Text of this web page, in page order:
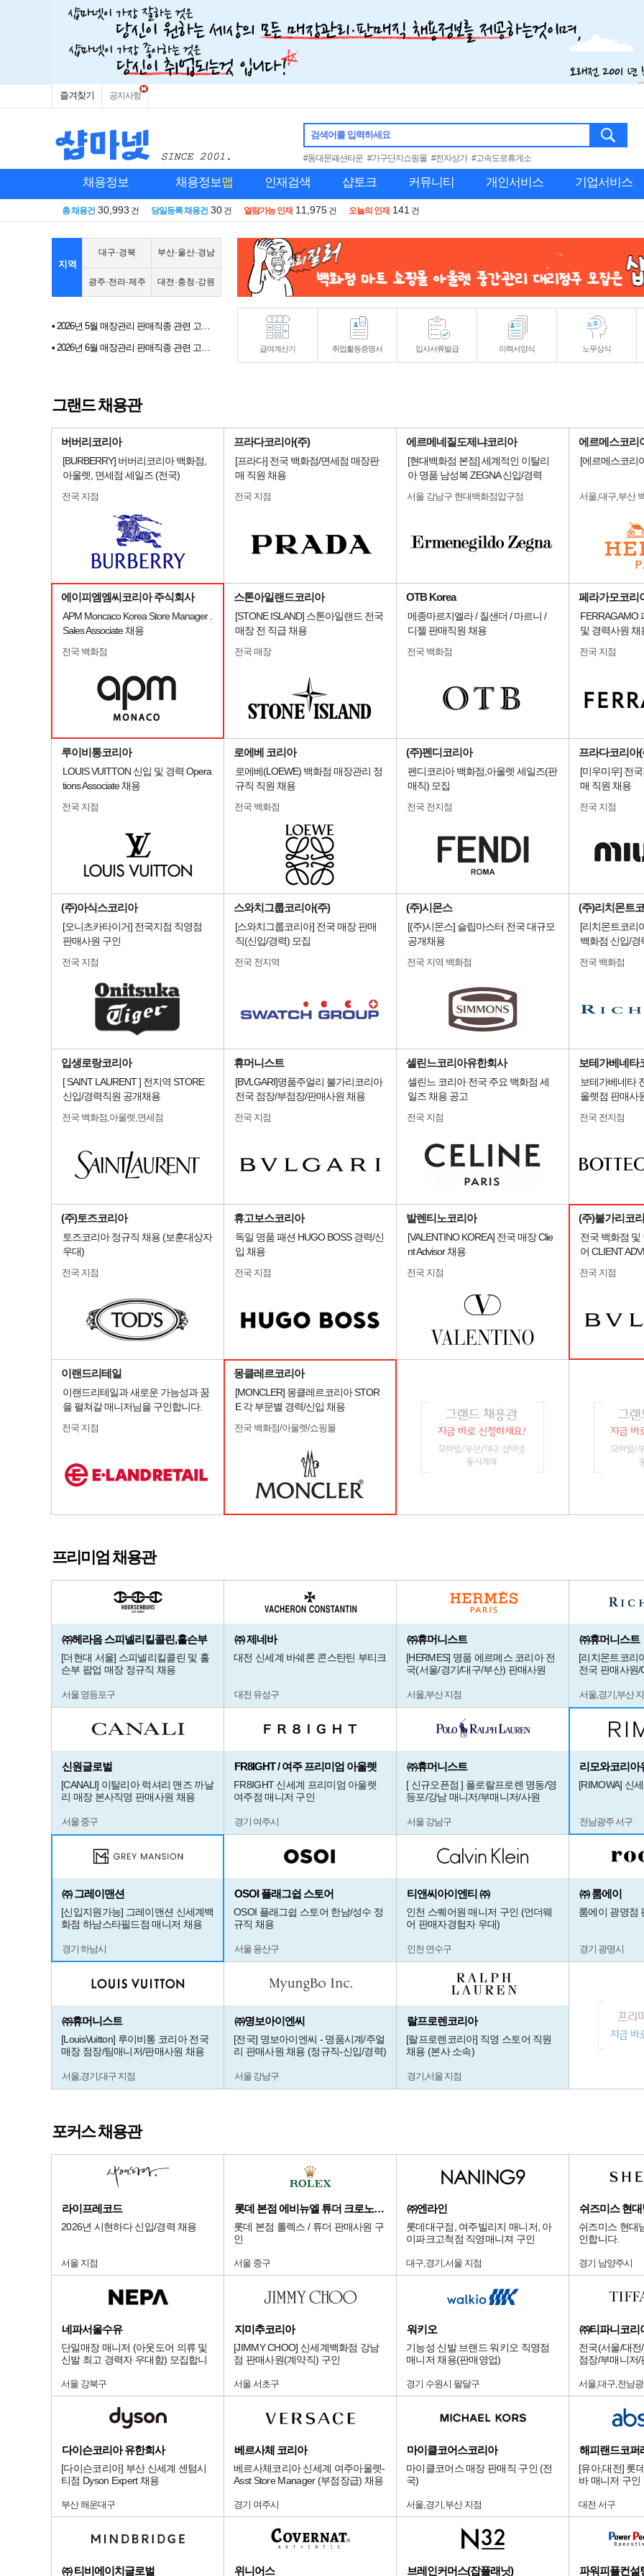
즐겨찾기 공지사항
검색어를 입력하세요
#동대문패션타운 #가구단지쇼핑몰 #전자상가 #고속도로휴게소
채용정보 채용정보맵 인재검색 샵토크 커뮤니티 개인서비스 기업서비스
총 채용건 30,993 건 당일등록 채용건 30 건 열람가능 인재 11,975 건 오늘의 인재 141 건
지역
대구·경북
광주·전라·제주
부산·울산·경남
대전·충청·강원
급여계산기 취업활동증명서 입사서류발급 이력서양식 노무상식
그랜드 채용관
버버리코리아
[BURBERRY] 버버리코리아 백화점,
아울렛, 면세점 세일즈 (전국)
전국 지점
프라다코리아(주)
[프라다] 전국 백화점/면세점 매장판
매 직원 채용
전국 지점
에르메네질도제냐코리아
[현대백화점 본점] 세계적인 이탈리
아 명품 남성복 ZEGNA 신입/경력
서울 강남구 현대백화점압구정
에르메스코리
[에르메스코리
서울,대구,부산
에이피엠엠씨코리아 주식회사
APM Moncaco Korea Store Manager .
Sales Associate 채용
전국 백화점
스톤아일랜드코리아
[STONE ISLAND] 스톤아일랜드 전국
매장 전 직급 채용
전국 매장
OTB Korea
메종마르지엘라 / 질샌더 / 마르니 /
디젤 판매직원 채용
전국 백화점
페라가모코리
FERRAGAMO
및 경력사원 채
전국 지점
루이비통코리아
LOUIS VUITTON 신입 및 경력 Opera
tions Associate 채용
전국 지점
로에베 코리아
로에베(LOEWE) 백화점 매장관리 정
규직 직원 채용
전국 백화점
(주)펜디코리아
펜디코리아 백화점,아울렛 세일즈(판
매직) 모집
전국 전지점
프라다코리아(
[미우미우] 전
매 직원 채용
전국 지점
(주)아식스코리아
[오니츠카타이거] 전국지점 직영점
판매사원 구인
전국 지점
스와치그룹코리아(주)
[스와치그룹코리아] 전국 매장 판매
직(신입/경력) 모집
전국 전지역
(주)시몬스
[(주)시몬스] 슬립마스터 전국 대규모
공개채용
전국 지역 백화점
(주)리치몬트
[리치몬트코리
백화점 신입/경
전국 백화점
입생로랑코리아
[ SAINT LAURENT ] 전지역 STORE
신입/경력직원 공개채용
전국 백화점,아울렛,면세점
휴머니스트
[BVLGARI]명품주얼리 불가리코리아
전국 점장/부점장/판매사원 채용
전국 지점
셀린느코리아유한회사
셀린느 코리아 전국 주요 백화점 세
일즈 채용 공고
전국 지점
보테가베네타
보테가베네타
울렛점 판매사
전국 전지점
(주)토즈코리아
토즈코리아 정규직 채용 (보훈대상자
우대)
전국 지점
휴고보스코리아
독일 명품 패션 HUGO BOSS 경력/신
입 채용
전국 지점
발렌티노코리아
[VALENTINO KOREA] 전국 매장 Clie
nt Advisor 채용
전국 지점
(주)불가리코
전국 백화점 및
어 CLIENT
전국 지점
이랜드리테일
이랜드리테일과 새로운 가능성과 꿈
을 펼쳐갈 매니저님을 구인합니다.
전국 지점
몽클레르코리아
[MONCLER] 몽클레르코리아 STOR
E 각 부문별 경력/신입 채용
전국 백화점/아울렛/쇼핑몰
프리미엄 채용관
㈜헤라음 스피넬리킬콜린,홀슨부
[더현대 서울] 스피넬리킬콜린 및 홀
슨부 팝업 매장 정규직 채용
서울 영등포구
㈜ 제네바
대전 신세계 바쉐론 콘스탄틴 부티크
대전 유성구
㈜휴머니스트
[HERMES] 명품 에르메스 코리아 전
국(서울/경기/대구/부산) 판매사원
서울,부산 지점
㈜휴머니스트
[리치몬트코리
전국 판매사원/
서울,경기,부산
신원글로벌
[CANALI] 이탈리아 럭셔리 맨즈 까날
리 매장 본사직영 판매사원 채용
서울 중구
FR8IGHT / 여주 프리미엄 아울렛
FR8IGHT 신세계 프리미엄 아울렛
여주점 매니저 구인
경기 여주시
㈜휴머니스트
[ 신규오픈점 ] 폴로랄프로렌 명동/영
등포/강남 매니저/부매니저/사원
서울 강남구
리모와코리아
[RIMOWA] 신
전남광주 서구
㈜ 그레이맨션
[신입지원가능] 그레이맨션 신세계백
화점 하남스타필드점 매니저 채용
경기 하남시
OSOI 플래그쉽 스토어
OSOI 플래그쉽 스토어 한남/성수 정
규직 채용
서울 용산구
티앤씨아이엔티 ㈜
인천 스퀘어원 매니저 구인 (언더웨
어 판매자경험자 우대)
인천 연수구
㈜ 룸에이
룸에이 광명점
경기 광명시
㈜휴머니스트
[LouisVuitton] 루이비통 코리아 전국
매장 점장/팀매니저/판매사원 채용
서울,경기,대구 지점
㈜명보아이엔씨
[전국] 명보아이엔씨 - 명품시계/주얼
리 판매사원 채용 (정규직-신입/경력)
서울 강남구
랄프로렌코리아
[랄프로렌코리아] 직영 스토어 직원
채용 (본사 소속)
경기,서울 지점
포커스 채용관
라이프레코드
2026년 시현하다 신입/경력 채용
서울 지점
롯데 본점 에비뉴엘 튜더 크로노다임
롯데 본점 롤렉스 / 튜더 판매사원 구
인
서울 중구
㈜엔라인
롯데대구점, 여주빌리지 매니저, 아
이파크고척점 직영매니져 구인
대구,경기,서울 지점
쉬즈미스 현
쉬즈미스 현대
인합니다.
경기 남양주시
네파서울수유
단일매장 매니저 (아웃도어 의류 및
신발 최고 경력자 우대함) 모집합니
서울 강북구
지미추코리아
[JIMMY CHOO] 신세계백화점 강남
점 판매사원(계약직) 구인
서울 서초구
워키오
기능성 신발 브랜드 워키오 직영점
매니저 채용(판매영업)
경기 수원시 팔달구
㈜티파니코리
전국(서울/대
점장/부매니저
서울,대구,전남
다이슨코리아 유한회사
[다이슨코리아] 부산 신세계 센텀시
티점 Dyson Expert 채용
부산 해운대구
베르사체 코리아
베르사체코리아 신세계 여주아울렛-
Asst Store Manager (부점장급) 채용
경기 여주시
마이클코어스코리아
마이클코어스 매장 판매직 구인 (전
국)
서울,경기,부산 지점
해피랜드코퍼
[유아,대전] 롯
바 매니저 구인
대전 서구
㈜ 티비에이치글로벌 위니어스 브레인커머스(잡플래닛) 파워피플컨설